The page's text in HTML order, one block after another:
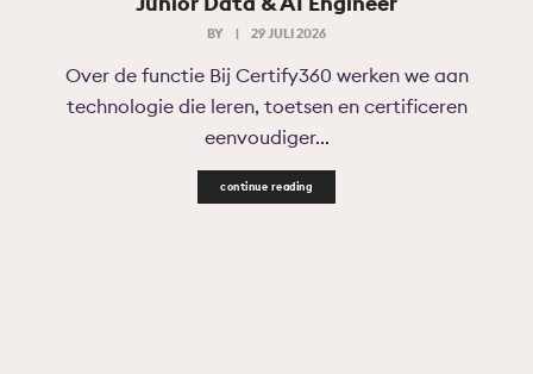
BY | 29 JULI 2026
Over de functie Bij Certify360 werken we aan
technologie die leren, toetsen en certificeren
eenvoudiger...
continue reading